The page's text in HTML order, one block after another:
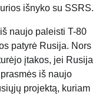
išnyko su SSRS.
naujo paleisti T-80
patyrė Rusija. Nors
įtakos, jei Rusija
iš naujo
projektą, kuriam